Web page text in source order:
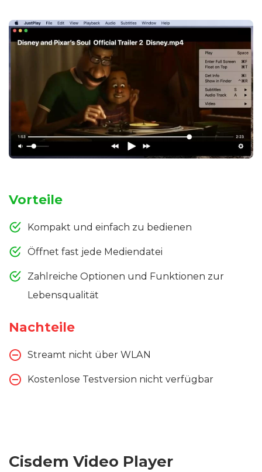
Vorteile
Kompakt und einfach zu bedienen
Öffnet fast jede Mediendatei
Zahlreiche Optionen und Funktionen zur
Lebensqualität
Nachteile
Streamt nicht über WLAN
Kostenlose Testversion nicht verfügbar
Cisdem Video Player